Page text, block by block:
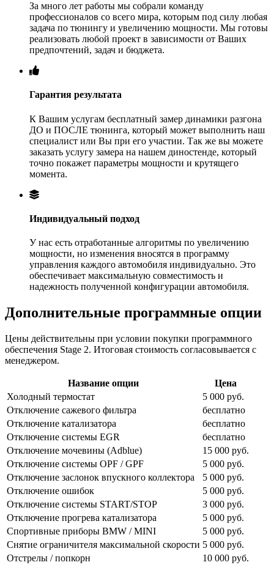
За много лет работы мы собрали команду
профессионалов со всего мира, которым под силу любая
задача по тюнингу и увеличению мощности. Мы готовы
реализовать любой проект в зависимости от Ваших
предпочтений, задач и бюджета.
Гарантия результата
К Вашим услугам бесплатный замер динамики разгона
ДО и ПОСЛЕ тюнинга, который может выполнить наш
специалист или Вы при его участии. Так же вы можете
заказать услугу замера на нашем диностенде, который
точно покажет параметры мощности и крутящего
момента.
Индивидуальный подход
У нас есть отработанные алгоритмы по увеличению
мощности, но изменения вносятся в программу
управления каждого автомобиля индивидуально. Это
обеспечивает максимальную совместимость и
надежность полученной конфигурации автомобиля.
Дополнительные программные опции
Цены действительны при условии покупки программного
обеспечения Stage 2. Итоговая стоимость согласовывается с
менеджером.
Название опции
Цена
Холодный термостат
5 000 руб.
Отключение сажевого фильтра
бесплатно
Отключение катализатора
бесплатно
Отключение системы EGR
бесплатно
Отключение мочевины (Adblue)
15 000 руб.
Отключение системы OPF / GPF
5 000 руб.
Отключение заслонок впускного коллектора
5 000 руб.
Отключение ошибок
5 000 руб.
Отключение системы START/STOP
3 000 руб.
Отключение прогрева катализатора
5 000 руб.
Спортивные приборы BMW / MINI
5 000 руб.
Снятие ограничителя максимальной скорости 5 000 руб.
Отстрелы / попкорн
10 000 руб.